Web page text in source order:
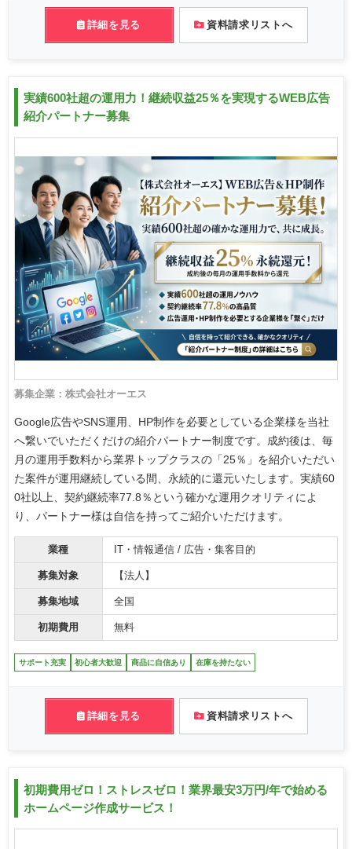
詳細を見る 資料請求リストへ
実績600社超の運用力！継続収益25％を実現するWEB広告
紹介パートナー募集
募集企業：株式会社オーエス
Google広告やSNS運用、HP制作を必要としている企業様を当社
へ繋いでいただくだけの紹介パートナー制度です。成約後は、毎
月の運用手数料から業界トップクラスの「25％」を紹介いただい
た案件が運用継続している間、永続的に還元いたします。実績60
0社以上、契約継続率77.8％という確かな運用クオリティによ
り、パートナー様は自信を持ってご紹介いただけます。
業種 IT・情報通信 / 広告・集客目的
募集対象 【法人】
募集地域 全国
初期費用 無料
サポート充実 初心者大歓迎 商品に自信あり 在庫を持たない
詳細を見る 資料請求リストへ
初期費用ゼロ！ストレスゼロ！業界最安3万円/年で始める
ホームページ作成サービス！